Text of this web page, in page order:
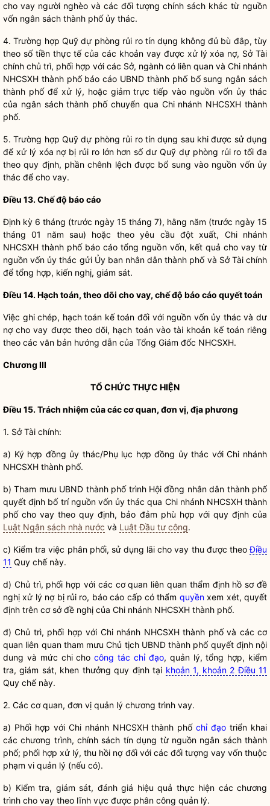
cho vay người nghèo và các đối tượng chính sách khác từ nguồn
vốn ngân sách thành phố ủy thác.
4. Trường hợp Quỹ dự phòng rủi ro tín dụng không đủ bù đắp, tùy
theo số tiền thực tế của các khoản vay được xử lý xóa nợ, Sở Tài
chính chủ trì, phối hợp với các Sở, ngành có liên quan và Chi nhánh
NHCSXH thành phố báo cáo UBND thành phố bổ sung ngân sách
thành phố để xử lý, hoặc giảm trực tiếp vào nguồn vốn ủy thác
của ngân sách thành phố chuyển qua Chi nhánh NHCSXH thành
phố.
5. Trường hợp Quỹ dự phòng rủi ro tín dụng sau khi được sử dụng
để xử lý xóa nợ bị rủi ro lớn hơn số dư Quỹ dự phòng rủi ro tối đa
theo quy định, phần chênh lệch được bổ sung vào nguồn vốn ủy
thác để cho vay.
Điều 13. Chế độ báo cáo
Định kỳ 6 tháng (trước ngày 15 tháng 7), hằng năm (trước ngày 15
tháng 01 năm sau) hoặc theo yêu cầu đột xuất, Chi nhánh
NHCSXH thành phố báo cáo tổng nguồn vốn, kết quả cho vay từ
nguồn vốn ủy thác gửi Ủy ban nhân dân thành phố và Sở Tài chính
để tổng hợp, kiến nghị, giám sát.
Điều 14. Hạch toán, theo dõi cho vay, chế độ báo cáo quyết toán
Việc ghi chép, hạch toán kế toán đối với nguồn vốn ủy thác và dư
nợ cho vay được theo dõi, hạch toán vào tài khoản kế toán riêng
theo các văn bản hướng dẫn của Tổng Giám đốc NHCSXH.
Chương III
TỔ CHỨC THỰC HIỆN
Điều 15. Trách nhiệm của các cơ quan, đơn vị, địa phương
1. Sở Tài chính:
a) Ký hợp đồng ủy thác/Phụ lục hợp đồng ủy thác với Chi nhánh
NHCSXH thành phố.
b) Tham mưu UBND thành phố trình Hội đồng nhân dân thành phố
quyết định bố trí nguồn vốn ủy thác qua Chi nhánh NHCSXH thành
phố cho vay theo quy định, bảo đảm phù hợp với quy định của
Luật Ngân sách nhà nước và Luật Đầu tư công.
c) Kiểm tra việc phân phối, sử dụng lãi cho vay thu được theoĐiều
11 Quy chếnày.
d) Chủ trì, phối hợp với các cơ quan liên quan thẩm định hồ sơ đề
nghị xử lý nợ bị rủi ro, báo cáo cấp có thẩm quyềnxem xét, quyết
định trên cơ sở đề nghị của Chi nhánh NHCSXH thành phố.
đ) Chủ trì, phối hợp với Chi nhánh NHCSXH thành phố và các cơ
quan liên quan tham mưu Chủ tịch UBND thành phố quyết định nội
dung và mức chi chocông tác chỉ đạo, quản lý, tổng hợp, kiểm
tra, giám sát, khen thưởng quy định tại khoản 1, khoản 2 Điều 11
Quy chếnày.
2. Các cơ quan, đơn vị quản lý chương trình vay.
a) Phối hợp với Chi nhánh NHCSXH thành phốchỉ đạo triển khai
các chương trình,chính sách tín dụng từ nguồn ngân sách thành
phố; phối hợp xử lý, thu hồi nợ đối với các đối tượng vay vốn thuộc
phạm vi quản lý (nếu có).
b) Kiểm tra, giám sát, đánh giá hiệu quả thực hiện các chương
trình cho vay theo lĩnh vực được phân công quản lý.